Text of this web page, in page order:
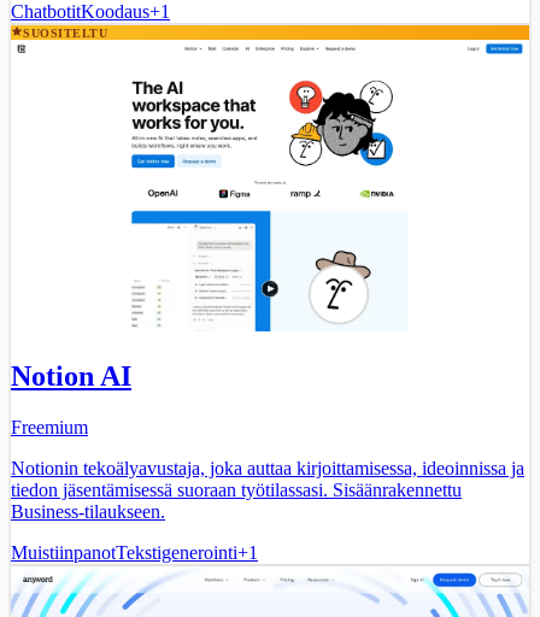
ChatbotitKoodaus+1
SUOSITELTU
Notion AI
Freemium
Notionin tekoälyavustaja, joka auttaa kirjoittamisessa, ideoinnissa ja
tiedon jäsentämisessä suoraan työtilassasi. Sisäänrakennettu
Business-tilaukseen.
MuistiinpanotTekstigenerointi+1